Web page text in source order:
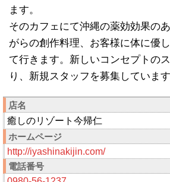
ます。
そのカフェにて沖縄の薬効効果の
がらの創作料理、お客様に体に優
て行きます。新しいコンセプトの
り、新規スタッフを募集しています
店名
癒しのリゾート今帰仁
ホームページ
http://iyashinakijin.com/
電話番号